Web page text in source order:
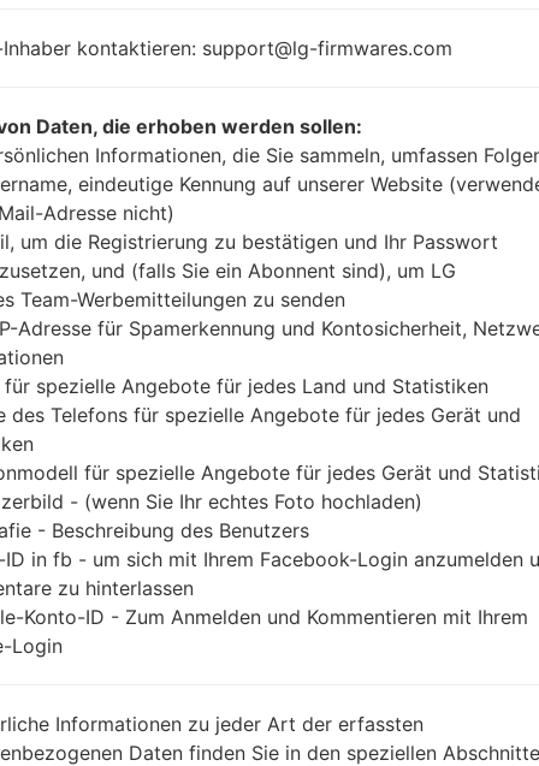
Qualcomm
APQ8064
2GB
Android
Buy accessories on Amazon
Startseite →Serie →LG Optimus G LTE →LGF180S
akaLG
kontaktieren: support@lg-firmwares.com
Daten, die erhoben werden sollen:
Informationen, die Sie sammeln, umfassen
eindeutige Kennung auf unserer Website
Adresse nicht)
um die Registrierung zu bestätigen und Ihr Passwort
und (falls Sie ein Abonnent sind), um LG
Team-Werbemitteilungen zu senden
Adresse für Spamerkennung und Kontosicherheit,
für spezielle Angebote für jedes Land und Statistiken
des Telefons für spezielle Angebote für jedes Gerät und
für spezielle Angebote für jedes Gerät und
- (wenn Sie Ihr echtes Foto hochladen)
- Beschreibung des Benutzers
ID in fb - um sich mit Ihrem Facebook-Login anzumelden
zu hinterlassen
Konto-ID - Zum Anmelden und Kommentieren mit Ihrem
Login
Informationen zu jeder Art der erfassten
Daten finden Sie in den speziellen